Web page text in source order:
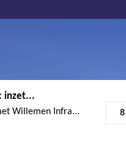
inzet...
Willemen Infra... 8